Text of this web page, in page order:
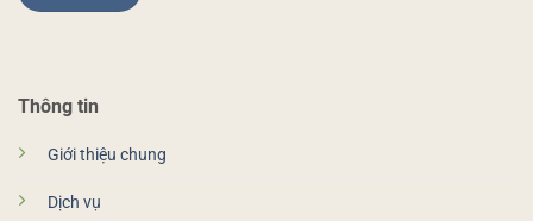
Thông tin
Giới thiệu chung
Dịch vụ